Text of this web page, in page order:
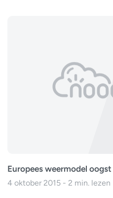
Europees weermodel
4 oktober 2015 - 2 min. lezen